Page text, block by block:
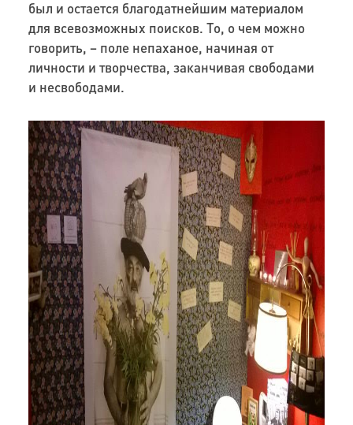
был и остается благодатнейшим материалом
для всевозможных поисков. То, о чем можно
говорить, – поле непаханое, начиная от
личности и творчества, заканчивая свободами
и несвободами.